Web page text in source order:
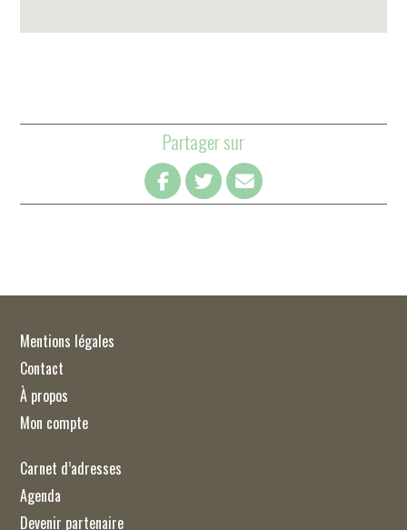
Partager sur
Mentions légales
Contact
À propos
Mon compte
Carnet d’adresses
Agenda
Devenir partenaire